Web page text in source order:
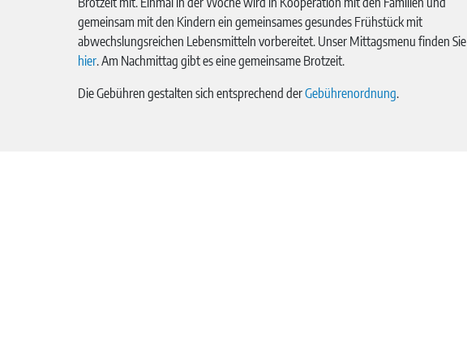
gemeinsam mit den Kindern ein gemeinsames gesundes Frühstück mit
abwechslungsreichen Lebensmitteln vorbereitet. Unser Mittagsmenu finden Sie
hier. Am Nachmittag gibt es eine gemeinsame Brotzeit.
Die Gebühren gestalten sich entsprechend derGebührenordnung.